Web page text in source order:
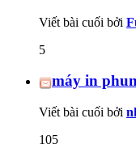
Viết bài cuối bởi
5
máy in
Viết bài cuối bởi
105